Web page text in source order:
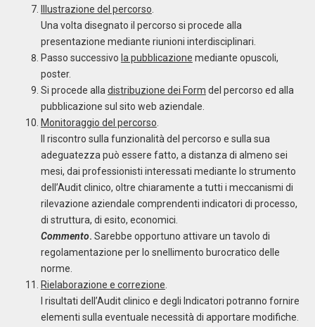
Illustrazione del percorso
Una volta disegnato il percorso si procede alla
presentazione mediante riunioni interdisciplinari.
Passo successivo la pubblicazione mediante opuscoli,
poster.
Si procede alla distribuzione dei Form del percorso ed alla
pubblicazione sul sito web aziendale.
Monitoraggio del percorso
Il riscontro sulla funzionalità del percorso e sulla sua
adeguatezza può essere fatto, a distanza di almeno sei
mesi, dai professionisti interessati mediante lo strumento
dell’Audit clinico, oltre chiaramente a tutti i meccanismi di
rilevazione aziendale comprendenti indicatori di processo,
di struttura, di esito, economici.
Commento. Sarebbe opportuno attivare un tavolo di
regolamentazione per lo snellimento burocratico delle
norme.
Rielaborazione e correzione
I risultati dell’Audit clinico e degli Indicatori potranno fornire
elementi sulla eventuale necessità di apportare modifiche.